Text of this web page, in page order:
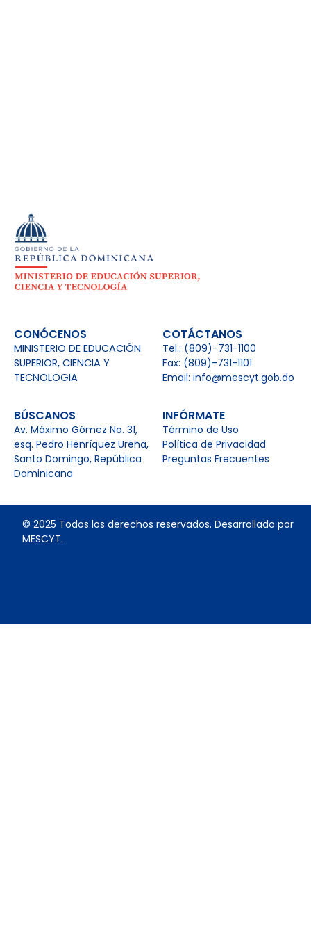
CONÓCENOS
MINISTERIO DE EDUCACIÓN
SUPERIOR, CIENCIA Y
TECNOLOGIA
COTÁCTANOS
Tel.: (809)-731-1100
Fax: (809)-731-1101
Email: info@mescyt.gob.do
BÚSCANOS
Av. Máximo Gómez No. 31,
esq. Pedro Henríquez Ureña,
Santo Domingo, República
Dominicana
INFÓRMATE
Término de Uso
Política de Privacidad
Preguntas Frecuentes
© 2025 Todos los derechos reservados. Desarrollado por
MESCYT.